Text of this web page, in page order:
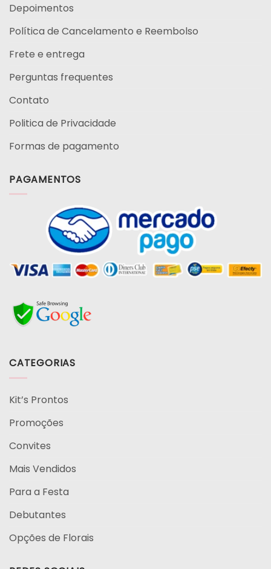
Depoimentos
Política de Cancelamento e Reembolso
Frete e entrega
Perguntas frequentes
Contato
Politica de Privacidade
Formas de pagamento
PAGAMENTOS
CATEGORIAS
Kit’s Prontos
Promoções
Convites
Mais Vendidos
Para a Festa
Debutantes
Opções de Florais